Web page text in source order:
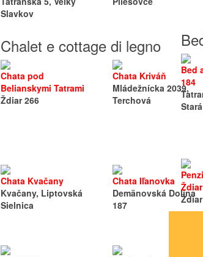
Slavkov
Chalet e cottage di legno
Chata pod
Belianskymi Tatrami
Ždiar 266
Chata Kriváň
Mládežnícka 2039,
Terchová
Chata Kvačany
Kvačany, Liptovská
Sielnica
Chata Iľanovka
Demänovská Dolina
187
Bed
184
Ždiar